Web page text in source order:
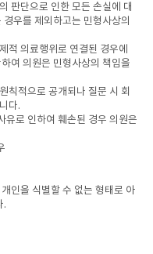
판단으로 인한 모든 손실에 대
우를 제외하고는 민형사상의
적 의료행위로 연결된 경우에
여 의원은 민형사상의 책임을
칙적으로 공개되나 질문 시 회
다.
로 인하여 훼손된 경우 의원은
인을 식별할 수 없는 형태로 아
.